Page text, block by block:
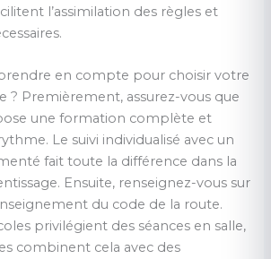
l’assimilation des règles et
en compte pour choisir votre
? Premièrement, assurez-vous que
une formation complète et
Le suivi individualisé avec un
fait toute la différence dans la
Ensuite, renseignez-vous sur
du code de la route.
privilégient des séances en salle,
combinent cela avec des